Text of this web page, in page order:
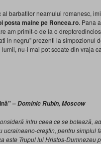
barbatilor neamului romanesc,
posta maine pe Roncea.ro. Pana
am primit-o de la o
in negru” prezenti la simpozionul
nu-i mai pot scoate din vraja
”–Dominic Rubin, Moscow
întru ceea ce se botează,
creştin, pentru simplul
este Trupul lui Hristos-Dumnezeu